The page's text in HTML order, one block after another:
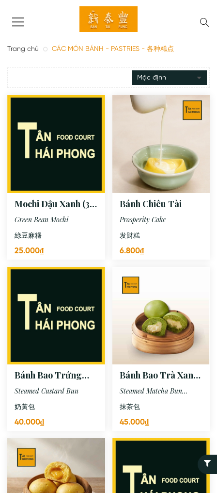
Trang chủ CÁC MÓN BÁNH - PASTRIES - 各种糕点
Mochi Đậu Xanh (3
Viên)
Green Bean Mochi
綠豆麻糬
25.000₫
Bánh Chiêu Tài
Prosperity Cake
发财糕
6.800₫
Bánh Bao Trứng
Sữa (3 Cái)
Steamed Custard Bun
奶黃包
40.000₫
Bánh Bao Trà Xanh
(3 Cái)
Steamed Matcha Bun
(Green Tea Bun)
抹茶包
45.000₫